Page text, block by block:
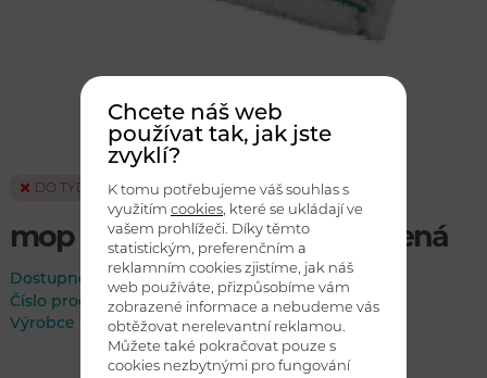
DO TÝDNE
mop TWIX BASIC 30 cm - zelená
Dostupnost:
do týdne
Číslo produktu1479784
Výrobce
VERMOP
Chcete náš web
používat tak, jak jste
zvyklí?
K tomu potřebujeme váš souhlas s
využitím cookies, které se ukládají ve
vašem prohlížeči. Díky těmto
statistickým, preferenčním a
reklamním cookies zjistíme, jak náš
web používáte, přizpůsobíme vám
zobrazené informace a nebudeme vás
obtěžovat nerelevantní reklamou.
Můžete také pokračovat pouze s
cookies nezbytnými pro fungování